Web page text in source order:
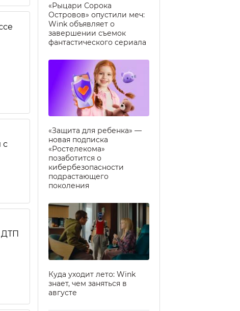
с
ДТП
«Рыцари Сорока
Островов» опустили меч:
Wink объявляет о
завершении съемок
фантастического сериала
«Защита для ребенка» —
новая подписка
«Ростелекома»
позаботится о
кибербезопасности
подрастающего
поколения
Куда уходит лето: Wink
знает, чем заняться в
августе